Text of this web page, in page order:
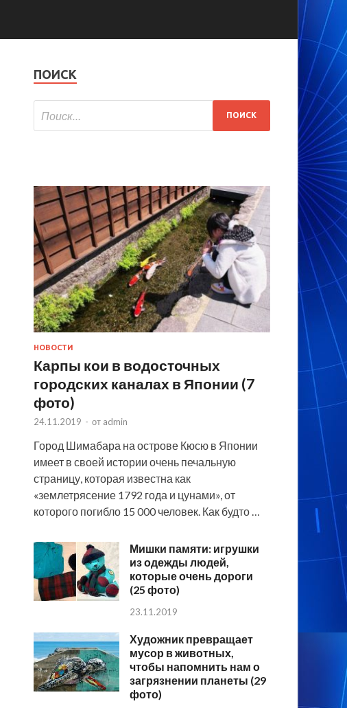
ПОИСК
НОВОСТИ
Карпы кои в водосточных
городских каналах в Японии (7
фото)
24.11.2019 - от admin
Город Шимабара на острове Кюсю в Японии
имеет в своей истории очень печальную
страницу, которая известна как
«землетрясение 1792 года и цунами», от
которого погибло 15 000 человек. Как будто …
Мишки памяти: игрушки
из одежды людей,
которые очень дороги
(25 фото)
23.11.2019
Художник превращает
мусор в животных,
чтобы напомнить нам о
загрязнении планеты (29
фото)